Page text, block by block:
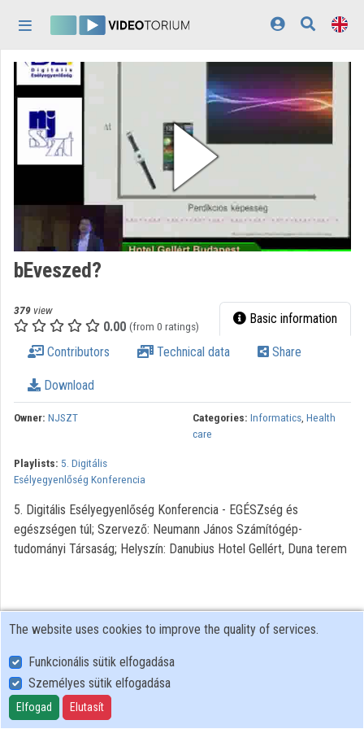
Home
Discovery
Playlists
Organizations
Contributors
Appearance:
bEveszed?
379 view
0.00 (from 0 ratings) Basic information
Contributors Technical data Share
Download
Owner: NJSZT Categories: Informatics, Health
care
Playlists: 5. Digitális
Esélyegyenlőség Konferencia
5. Digitális Esélyegyenlőség Konferencia - EGÉSZség és
egészségen túl; Szervező: Neumann János Számítógép-
tudományi Társaság; Helyszín: Danubius Hotel Gellért, Duna terem
User Policy
Adatkezelési tájékoztató (en)
Cookie Policy
The website uses cookies to improve the quality of services.
Funkcionális sütik elfogadása
Személyes sütik elfogadása
Elfogad Elutasít